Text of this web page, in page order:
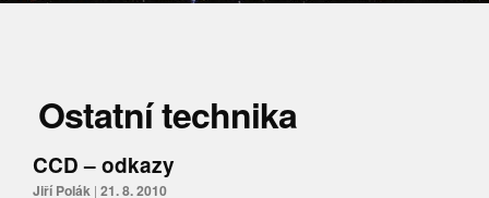
Ostatní technika
CCD – odkazy
Jiří Polák | 21. 8. 2010